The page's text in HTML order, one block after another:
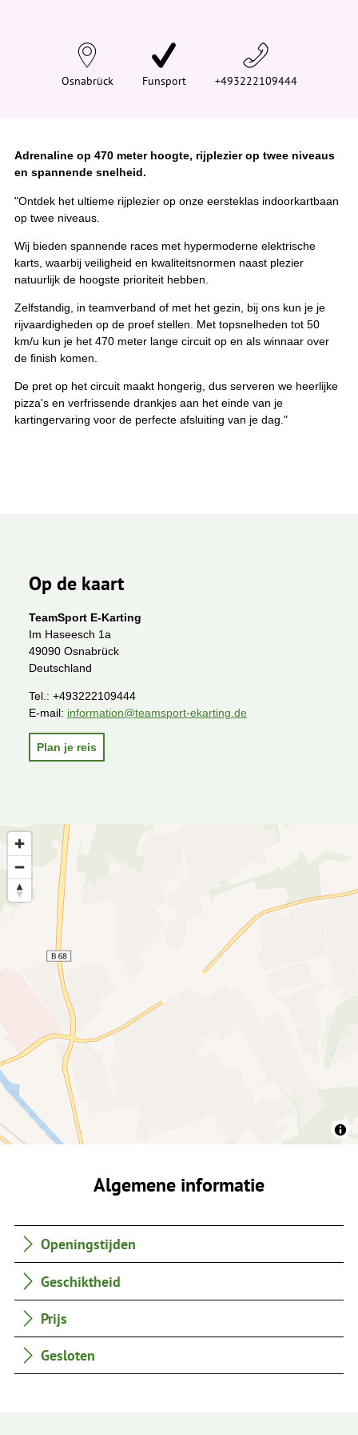
e
h
e
Osnabrück Funsport +493222109444
Adrenaline op 470 meter hoogte, rijplezier op twee niveaus
en spannende snelheid.
"Ontdek het ultieme rijplezier op onze eersteklas indoorkartbaan
op twee niveaus.
Wij bieden spannende races met hypermoderne elektrische
karts, waarbij veiligheid en kwaliteitsnormen naast plezier
natuurlijk de hoogste prioriteit hebben.
Zelfstandig, in teamverband of met het gezin, bij ons kun je je
rijvaardigheden op de proef stellen. Met topsnelheden tot 50
km/u kun je het 470 meter lange circuit op en als winnaar over
de finish komen.
De pret op het circuit maakt hongerig, dus serveren we heerlijke
pizza's en verfrissende drankjes aan het einde van je
kartingervaring voor de perfecte afsluiting van je dag."
Op de kaart
TeamSport E-Karting
Im Haseesch 1a
49090 Osnabrück
Deutschland
Tel.: +493222109444
E-mail: information@teamsport-ekarting.de
Plan je reis
Algemene informatie
Openingstijden
Geschiktheid
Prijs
Gesloten